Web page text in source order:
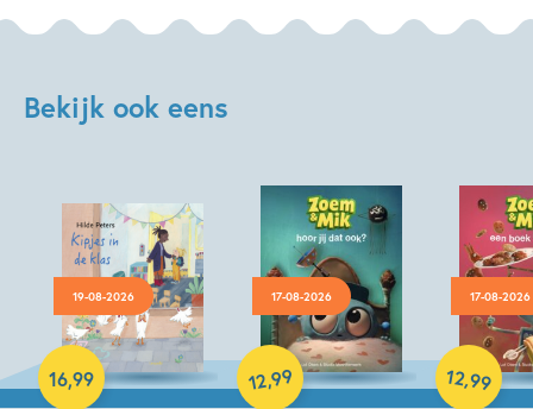
Bekijk ook eens
19-08-2026
16,99
Hardcover
17-08-2026
12,99
Hardcover
17-08-2026
12,99
Hardcover